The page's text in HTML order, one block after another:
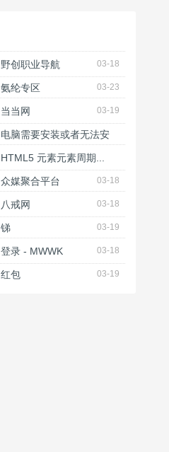
野创职业导航 03-18
氨纶专区 03-23
当当网 03-19
电脑需要安装或者无法安
03-26
HTML5 元素元素周期...
03-25
众媒聚合平台 03-18
八戒网 03-18
锑 03-19
登录 - MWWK 03-18
红包 03-19